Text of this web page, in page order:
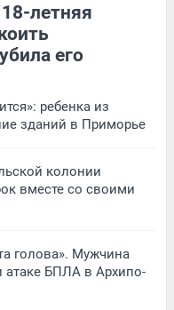
летняя
его
ребенка из
зданий в Приморье
колонии
вместе со своими
голова». Мужчина
атаке БПЛА в Архипо-